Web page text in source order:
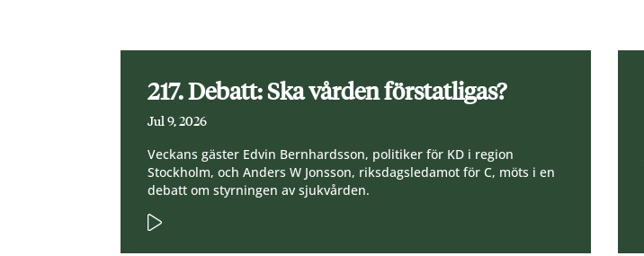
217. Debatt: Ska vården förstatligas?
Jul 9, 2026
Veckans gäster Edvin Bernhardsson, politiker för KD i region
Stockholm, och Anders W Jonsson, riksdagsledamot för C, möts i en
debatt om styrningen av sjukvården.